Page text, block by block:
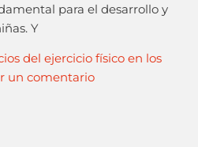
para el desarrollo y
Y
del ejercicio físico en los
un comentario